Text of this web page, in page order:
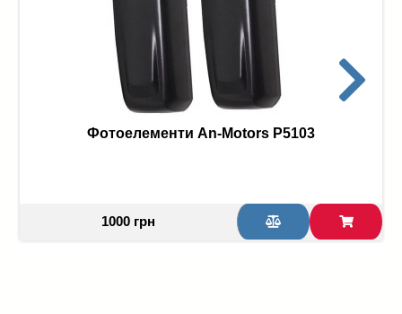
Фотоелементи An-Motors P5103
1000 грн